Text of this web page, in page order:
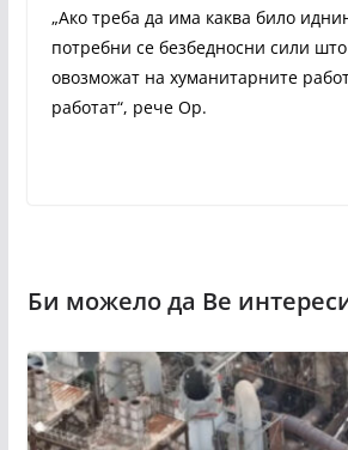
„Ако треба да има каква било
потребни се безбедносни сили
овозможат на хуманитарните
работат“, рече Ор.